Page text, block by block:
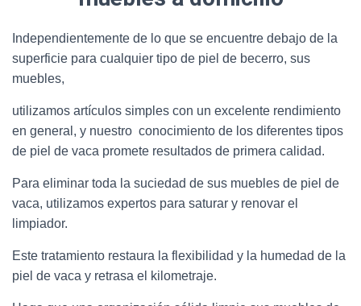
Independientemente de lo que se encuentre debajo de la
superficie para cualquier tipo de piel de becerro, sus
muebles,
utilizamos artículos simples con un excelente rendimiento
en general, y nuestro conocimiento de los diferentes tipos
de piel de vaca promete resultados de primera calidad.
Para eliminar toda la suciedad de sus muebles de piel de
vaca, utilizamos expertos para saturar y renovar el
limpiador.
Este tratamiento restaura la flexibilidad y la humedad de la
piel de vaca y retrasa el kilometraje.